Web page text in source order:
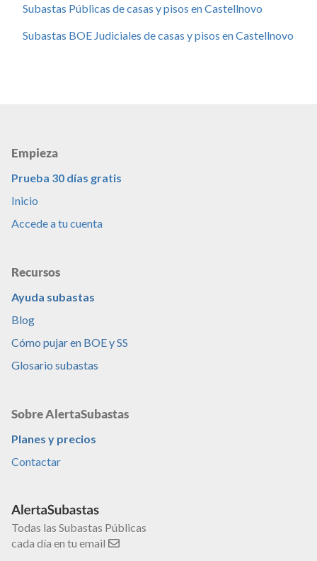
Subastas Públicas de casas y pisos en Castellnovo
Subastas BOE Judiciales de casas y pisos en Castellnovo
Empieza
Prueba 30 días gratis
Inicio
Accede a tu cuenta
Recursos
Ayuda subastas
Blog
Cómo pujar en BOE y SS
Glosario subastas
Sobre AlertaSubastas
Planes y precios
Contactar
Todas las Subastas Públicas
cada día en tu email